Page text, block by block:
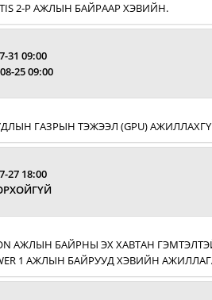
2-Р АЖЛЫН БАЙРААР ХЭВИЙН.
31 09:00
25 09:00
ГАЗРЫН ТЭЖЭЭЛ (GPU)
27 18:00
АЖЛЫН БАЙРНЫ ЭХ ХАВТАН
1 АЖЛЫН БАЙРУУД ХЭВИЙН